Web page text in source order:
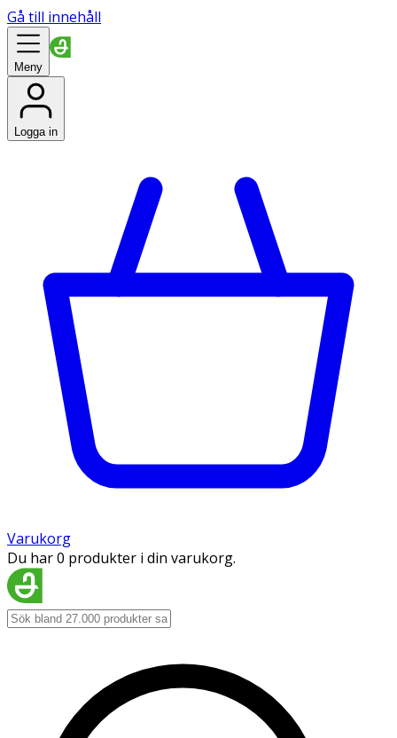
Gå till innehåll
Meny
Logga in
Varukorg
Du har 0 produkter i din varukorg.